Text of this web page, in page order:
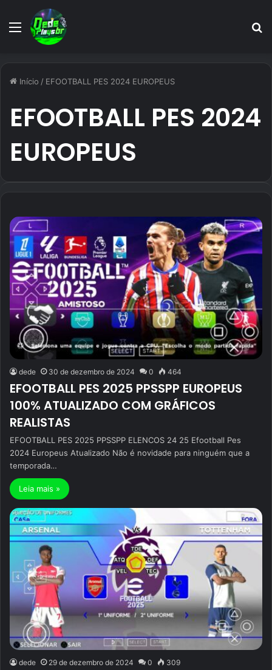
Menu
Início / EFOOTBALL PES 2024 EUROPEUS
EFOOTBALL PES 2024
EUROPEUS
dede 30 de dezembro de 2024 0 464
EFOOTBALL PES 2025 PPSSPP EUROPEUS
100% ATUALIZADO COM GRÁFICOS
REALISTAS
EFOOTBALL PES 2025 PPSSPP ELENCOS 24 25 Efootball Pes
2024 Europeus Atualizado Não é novidade para ninguém que a
temporada…
Leia mais »
dede 29 de dezembro de 2024 0 309